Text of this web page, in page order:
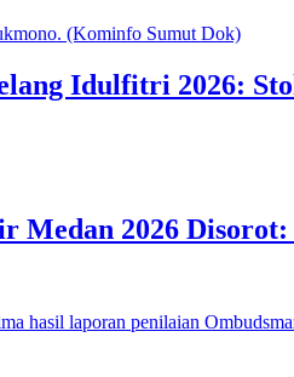
Idulfitri 2026:
Medan 2026